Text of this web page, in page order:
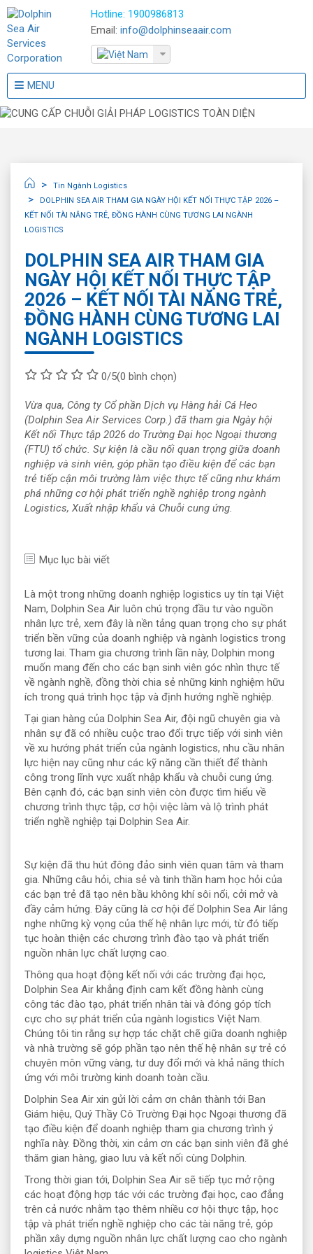
Hotline: 1900986813
Email: info@dolphinseaair.com
MENU
Tin Ngành Logistics
DOLPHIN SEA AIR THAM GIA NGÀY HỘI KẾT NỐI THỰC TẬP 2026 –
KẾT NỐI TÀI NĂNG TRẺ, ĐỒNG HÀNH CÙNG TƯƠNG LAI NGÀNH
LOGISTICS
DOLPHIN SEA AIR THAM GIA
NGÀY HỘI KẾT NỐI THỰC TẬP
2026 – KẾT NỐI TÀI NĂNG TRẺ,
ĐỒNG HÀNH CÙNG TƯƠNG LAI
NGÀNH LOGISTICS
0/5(0 bình chọn)
Vừa qua, Công ty Cổ phần Dịch vụ Hàng hải Cá Heo
(Dolphin Sea Air Services Corp.) đã tham gia Ngày hội
Kết nối Thực tập 2026 do Trường Đại học Ngoại thương
(FTU) tổ chức. Sự kiện là cầu nối quan trọng giữa doanh
nghiệp và sinh viên, góp phần tạo điều kiện để các bạn
trẻ tiếp cận môi trường làm việc thực tế cũng như khám
phá những cơ hội phát triển nghề nghiệp trong ngành
Logistics, Xuất nhập khẩu và Chuỗi cung ứng.
Mục lục bài viết
Là một trong những doanh nghiệp logistics uy tín tại Việt
Nam, Dolphin Sea Air luôn chú trọng đầu tư vào nguồn
nhân lực trẻ, xem đây là nền tảng quan trọng cho sự phát
triển bền vững của doanh nghiệp và ngành logistics trong
tương lai. Tham gia chương trình lần này, Dolphin mong
muốn mang đến cho các bạn sinh viên góc nhìn thực tế
về ngành nghề, đồng thời chia sẻ những kinh nghiệm hữu
ích trong quá trình học tập và định hướng nghề nghiệp.
Tại gian hàng của Dolphin Sea Air, đội ngũ chuyên gia và
nhân sự đã có nhiều cuộc trao đổi trực tiếp với sinh viên
về xu hướng phát triển của ngành logistics, nhu cầu nhân
lực hiện nay cũng như các kỹ năng cần thiết để thành
công trong lĩnh vực xuất nhập khẩu và chuỗi cung ứng.
Bên cạnh đó, các bạn sinh viên còn được tìm hiểu về
chương trình thực tập, cơ hội việc làm và lộ trình phát
triển nghề nghiệp tại Dolphin Sea Air.
Sự kiện đã thu hút đông đảo sinh viên quan tâm và tham
gia. Những câu hỏi, chia sẻ và tinh thần ham học hỏi của
các bạn trẻ đã tạo nên bầu không khí sôi nổi, cởi mở và
đầy cảm hứng. Đây cũng là cơ hội để Dolphin Sea Air lắng
nghe những kỳ vọng của thế hệ nhân lực mới, từ đó tiếp
tục hoàn thiện các chương trình đào tạo và phát triển
nguồn nhân lực chất lượng cao.
Thông qua hoạt động kết nối với các trường đại học,
Dolphin Sea Air khẳng định cam kết đồng hành cùng
công tác đào tạo, phát triển nhân tài và đóng góp tích
cực cho sự phát triển của ngành logistics Việt Nam.
Chúng tôi tin rằng sự hợp tác chặt chẽ giữa doanh nghiệp
và nhà trường sẽ góp phần tạo nên thế hệ nhân sự trẻ có
chuyên môn vững vàng, tư duy đổi mới và khả năng thích
ứng với môi trường kinh doanh toàn cầu.
Dolphin Sea Air xin gửi lời cảm ơn chân thành tới Ban
Giám hiệu, Quý Thầy Cô Trường Đại học Ngoại thương đã
tạo điều kiện để doanh nghiệp tham gia chương trình ý
nghĩa này. Đồng thời, xin cảm ơn các bạn sinh viên đã ghé
thăm gian hàng, giao lưu và kết nối cùng Dolphin.
Trong thời gian tới, Dolphin Sea Air sẽ tiếp tục mở rộng
các hoạt động hợp tác với các trường đại học, cao đẳng
trên cả nước nhằm tạo thêm nhiều cơ hội thực tập, học
tập và phát triển nghề nghiệp cho các tài năng trẻ, góp
phần xây dựng nguồn nhân lực chất lượng cao cho ngành